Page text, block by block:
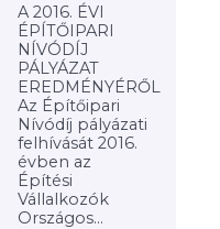
A 2016. ÉVI
ÉPÍTŐIPARI
NÍVÓDÍJ
PÁLYÁZAT
EREDMÉNYÉRŐL
Az Építőipari
Nívódíj pályázati
felhívását 2016.
évben az
Építési
Vállalkozók
Országos...